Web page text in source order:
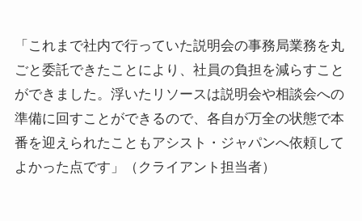
「これまで社内で行っていた説明会の事務局業務を丸
ごと委託できたことにより、社員の負担を減らすこと
ができました。浮いたリソースは説明会や相談会への
準備に回すことができるので、各自が万全の状態で本
番を迎えられたこともアシスト・ジャパンへ依頼して
よかった点です」（クライアント担当者）